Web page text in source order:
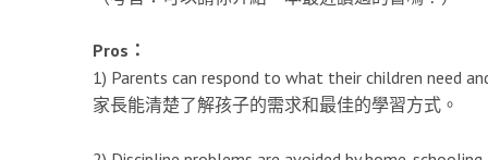
Pros：
1) Parents can respond to what their children need
家長能清楚了解孩子的需求和最佳的學習方式。